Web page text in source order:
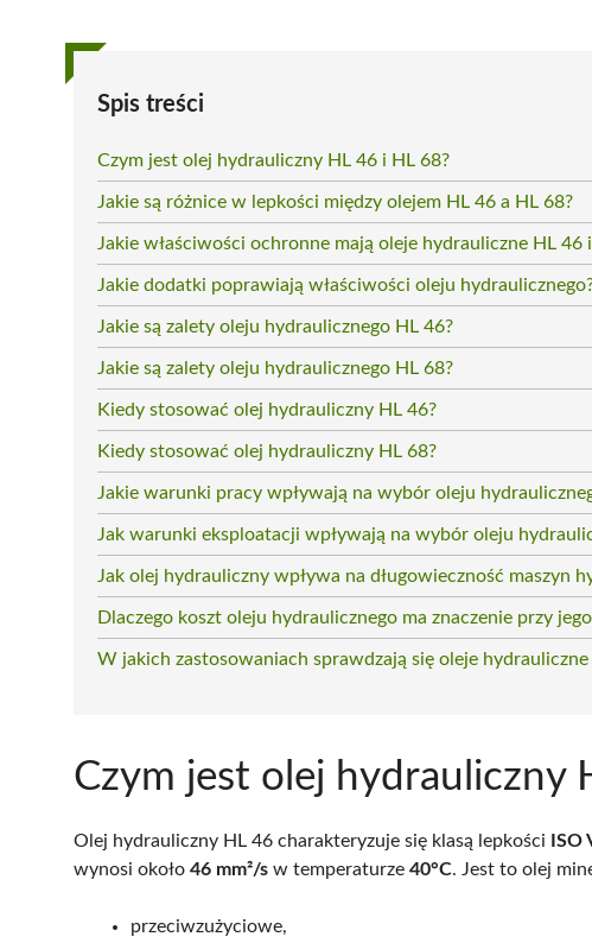
Spis treści
Czym jest olej hydrauliczny HL 46 i HL 68?
Jakie są różnice w lepkości między olejem HL 46 a HL 68?
Jakie właściwości ochronne mają oleje hydrauliczne HL 46
Jakie dodatki poprawiają właściwości oleju
Jakie są zalety oleju hydraulicznego HL 46?
Jakie są zalety oleju hydraulicznego HL 68?
Kiedy stosować olej hydrauliczny HL 46?
Kiedy stosować olej hydrauliczny HL 68?
Jakie warunki pracy wpływają na wybór oleju
Jak warunki eksploatacji wpływają na wybór oleju
Jak olej hydrauliczny wpływa na długowieczność maszyn
Dlaczego koszt oleju hydraulicznego ma znaczenie przy
W jakich zastosowaniach sprawdzają się oleje
Czym jest olej hydrauliczny
Olej hydrauliczny HL 46 charakteryzuje się klasą lepkości ISO
wynosi około 46 mm²/s w temperaturze 40°C. Jest to olej
przeciwzużyciowe,